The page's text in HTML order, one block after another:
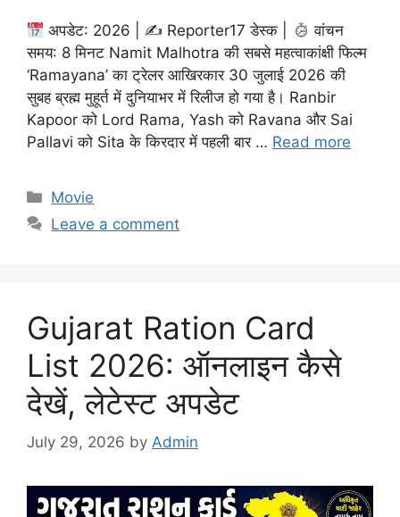
अपडेट: 2026 | ✍ Reporter17 डेस्क |
वांचन
समय: 8 मिनट Namit Malhotra की सबसे महत्वाकांक्षी फिल्म
‘Ramayana’ का ट्रेलर आखिरकार 30 जुलाई 2026 की
सुबह ब्रह्म मुहूर्त में दुनियाभर में रिलीज हो गया है। Ranbir
Kapoor को Lord Rama, Yash को Ravana और Sai
Pallavi को Sita के किरदार में पहली बार … Read more
Categories
Movie
Leave a comment
Gujarat Ration Card
List 2026: ऑनलाइन कैसे
देखें, लेटेस्ट अपडेट
July 29, 2026 by Admin